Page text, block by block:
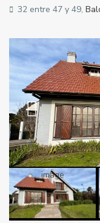
32 entre 47 y 49,